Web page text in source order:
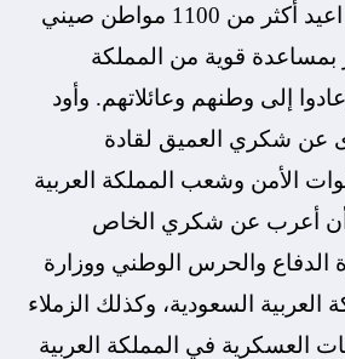
من العام الماضي، اعيد أكثر من 1100 مواطن صيني
قوية من المملكة
إلى وطنهم وعائلاتهم. وأود
عن شكري العميق لقادة
الأمن وشعب المملكة العربية
أن أعرب عن شكري الخاص
الدفاع والحرس الوطني ووزارة
العربية السعودية، وكذلك الزملاء
العسكرية في المملكة العربية